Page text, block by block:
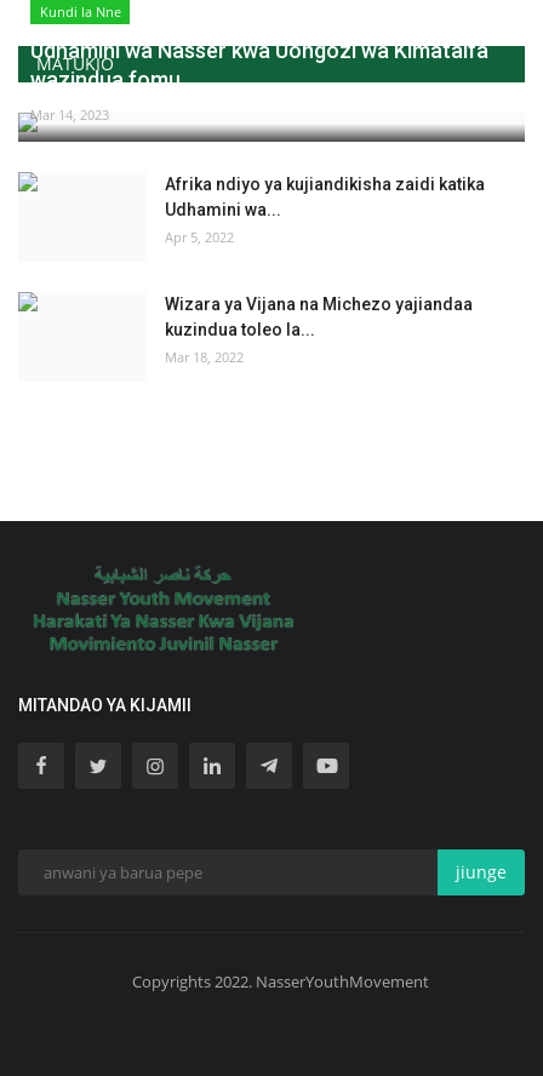
MATUKIO
Kundi la Nne
Udhamini wa Nasser kwa Uongozi wa Kimataifa
wazindua fomu...
Mar 14, 2023
Afrika ndiyo ya kujiandikisha zaidi katika
Udhamini wa...
Apr 5, 2022
Wizara ya Vijana na Michezo yajiandaa
kuzindua toleo la...
Mar 18, 2022
MITANDAO YA KIJAMII
jiunge
Copyrights 2022. NasserYouthMovement